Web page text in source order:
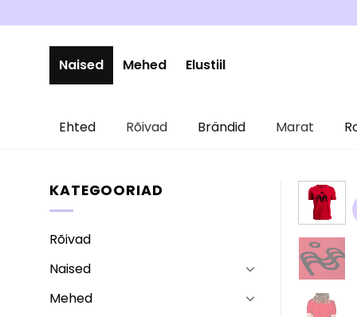
to
content
Naised Mehed Elustiil
Ehted Rõivad Brändid Marat
KATEGOORIAD
Rõivad
Naised
Mehed